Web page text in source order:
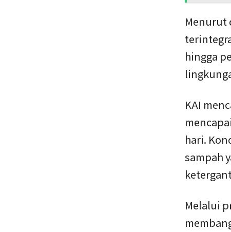
Menurut
hingga
KAI
hari.
sampah
Melalui